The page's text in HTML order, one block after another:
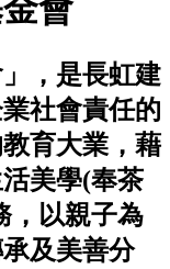
會
，是長虹建
社會責任的
育大業，藉
美學(奉茶
，以親子為
及美善分